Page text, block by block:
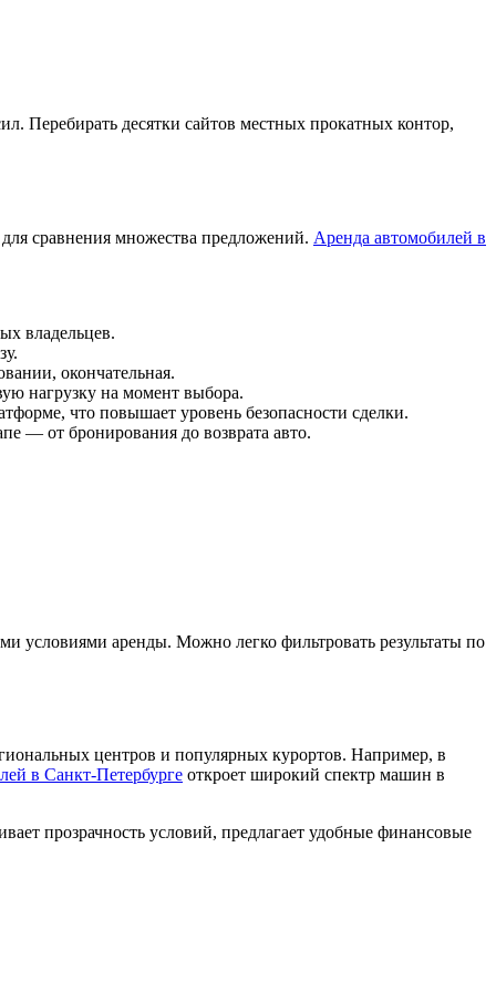
Перебирать десятки сайтов местных прокатных контор,
сравнения множества предложений. Аренда автомобилей в
владельцев.
окончательная.
нагрузку на момент выбора.
что повышает уровень безопасности сделки.
— от бронирования до возврата авто.
условиями аренды. Можно легко фильтровать результаты по
центров и популярных курортов. Например, в
в Санкт-Петербурге откроет широкий спектр машин в
прозрачность условий, предлагает удобные финансовые